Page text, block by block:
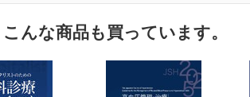
んな商品も買っています。